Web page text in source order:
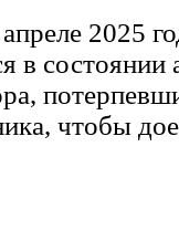
2025
состоянии
чтобы